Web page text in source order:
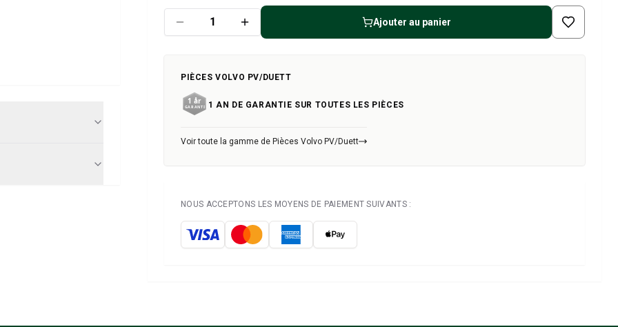
Ajouter au panier
PIÈCES VOLVO PV/DUETT
1 AN DE GARANTIE SUR TOUTES LES PIÈCES
Voir toute la gamme de Pièces Volvo PV/Duett
NOUS ACCEPTONS LES MOYENS DE PAIEMENT SUIVANTS :